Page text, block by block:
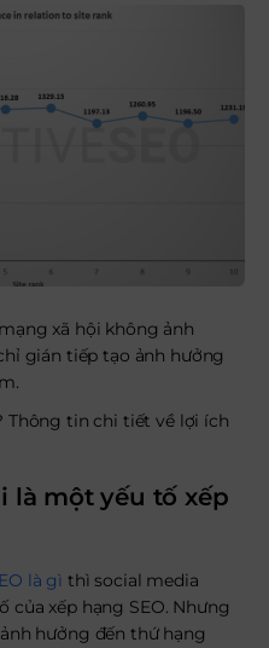
xã hội không ảnh
gián tiếp tạo ảnh hưởng
Thông tin chi tiết về lợi ích
là một yếu tố xếp
là gì thì social media
xếp hạng SEO. Nhưng
hưởng đến thứ hạng